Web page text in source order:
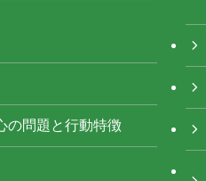
の問題と行動特徴